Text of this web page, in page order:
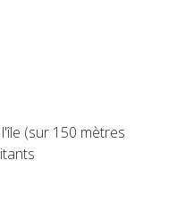
(sur 150 mètres